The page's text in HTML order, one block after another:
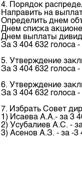
4. Порядок
Направить на
Определить днем
Днем списка
Днем выплаты
За 3 404 632 голоса -
5. Утверждение
За 3 404 632 голоса -
6. Утверждение
За 3 404 632 голоса -
7. Избрать Совет
1) Исаева А.А.- за 3
2) Усубалиев А.С. -
3) Асенов А.З. - за -3